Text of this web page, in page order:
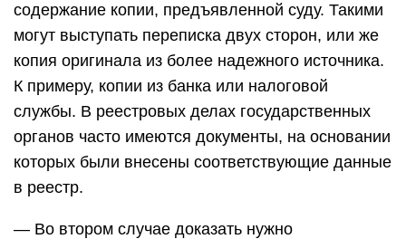
содержание копии, предъявленной суду. Такими
могут выступать переписка двух сторон, или же
копия оригинала из более надежного источника.
К примеру, копии из банка или налоговой
службы. В реестровых делах государственных
органов часто имеются документы, на основании
которых были внесены соответствующие данные
в реестр.
— Во втором случае доказать нужно